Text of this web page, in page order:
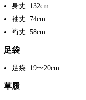
身丈: 132cm
袖丈: 74cm
裄丈: 58cm
足袋
足袋: 19〜20cm
草履